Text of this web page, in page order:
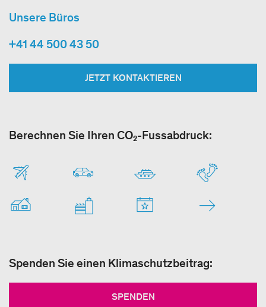
Unsere Büros
+41 44 500 43 50
JETZT KONTAKTIEREN
Berechnen Sie Ihren CO₂-Fussabdruck:
Spenden Sie einen Klimaschutzbeitrag:
SPENDEN